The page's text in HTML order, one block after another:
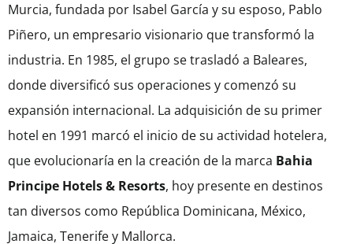
Murcia, fundada por Isabel García y su esposo, Pablo
Piñero, un empresario visionario que transformó la
industria. En 1985, el grupo se trasladó a Baleares,
donde diversificó sus operaciones y comenzó su
expansión internacional. La adquisición de su primer
hotel en 1991 marcó el inicio de su actividad hotelera,
que evolucionaría en la creación de la marca Bahia
Principe Hotels & Resorts, hoy presente en destinos
tan diversos como República Dominicana, México,
Jamaica, Tenerife y Mallorca.